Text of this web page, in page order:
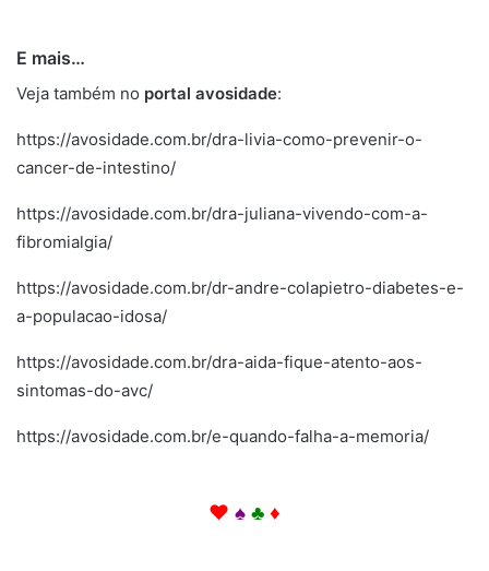
E mais…
Veja também no portal avosidade:
https://avosidade.com.br/dra-livia-como-prevenir-o-
cancer-de-intestino/
https://avosidade.com.br/dra-juliana-vivendo-com-a-
fibromialgia/
https://avosidade.com.br/dr-andre-colapietro-diabetes-e-
a-populacao-idosa/
https://avosidade.com.br/dra-aida-fique-atento-aos-
sintomas-do-avc/
https://avosidade.com.br/e-quando-falha-a-memoria/
♥ ♠ ♣ ♦